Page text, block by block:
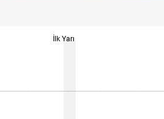
İlk Yarı